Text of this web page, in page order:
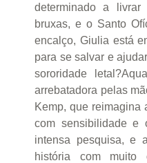
determinado a
bruxas, e o Santo
encalço, Giulia está
para se salvar e
sororidade
arrebatadora pelas
Kemp, que reimagina
com sensibilidade e
intensa pesquisa, e
história com muito